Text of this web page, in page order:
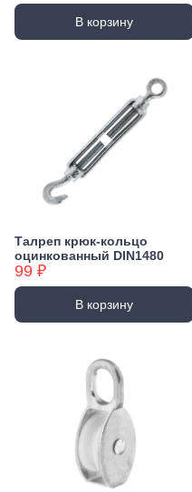
В корзину
Талреп крюк-кольцо
оцинкованный DIN1480
99 ₽
В корзину